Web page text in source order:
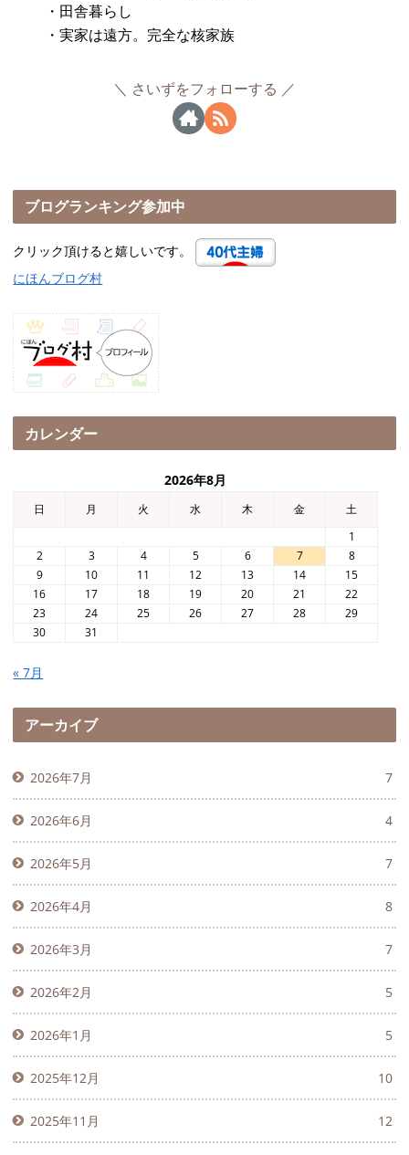
・田舎暮らし
・実家は遠方。完全な核家族
さいずをフォローする
ブログランキング参加中
クリック頂けると嬉しいです。
にほんブログ村
カレンダー
2026年8月
日 月 火 水 木 金
土
1
2
3 4 5 6 7
8
9
10 11 12 13 14
15
16
17 18 19 20 21
22
23
24 25 26 27 28
29
30
31
« 7月
アーカイブ
2026年7月 7
2026年6月 4
2026年5月 7
2026年4月 8
2026年3月 7
2026年2月 5
2026年1月 5
2025年12月 10
2025年11月 12